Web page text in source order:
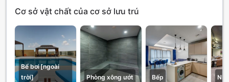
Cơ sở vật chất của cơ sở lưu trú
Bể bơi [ngoài
trời]
Phòng xông ướt Bếp